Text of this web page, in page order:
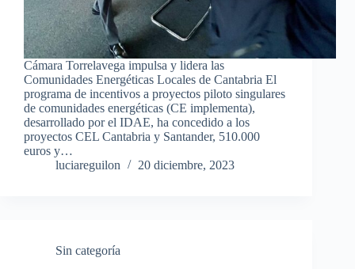
Cámara Torrelavega impulsa y lidera las
Comunidades Energéticas Locales de Cantabria El
programa de incentivos a proyectos piloto singulares
de comunidades energéticas (CE implementa),
desarrollado por el IDAE, ha concedido a los
proyectos CEL Cantabria y Santander, 510.000
euros y…
luciareguilon
20 diciembre, 2023
Sin categoría